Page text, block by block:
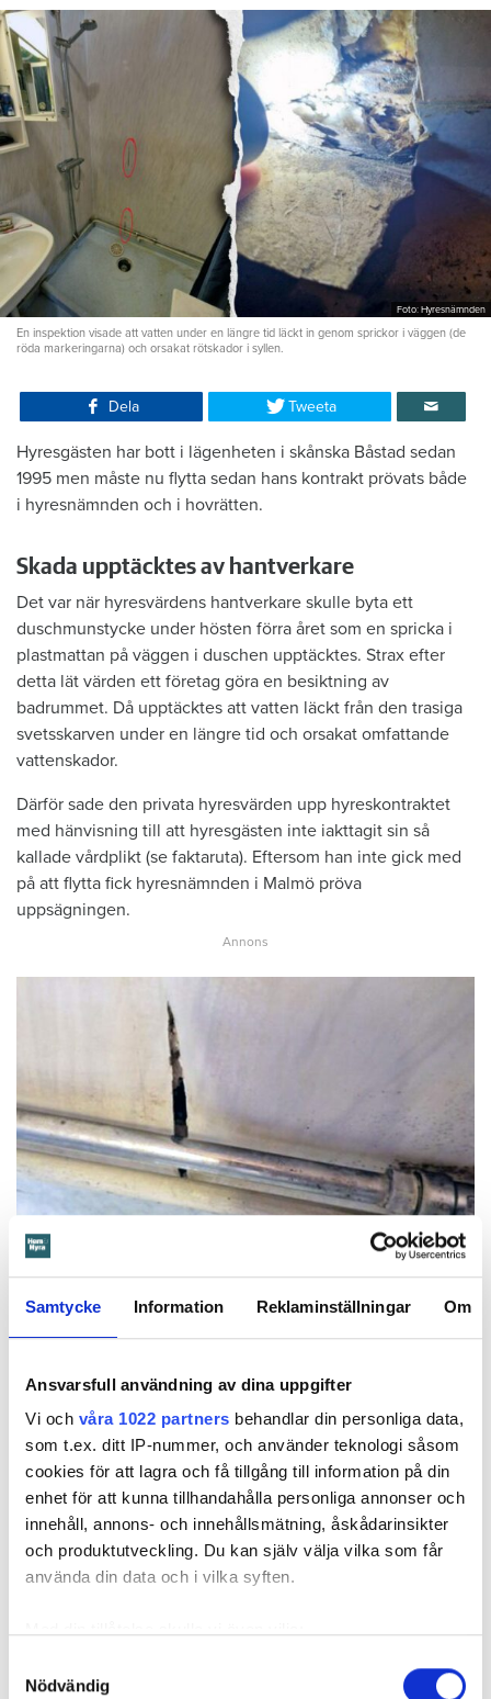
Samtycke Information Reklaminställningar Om
Ansvarsfull användning av dina uppgifter
Vi och våra 1022 partners behandlar din personliga data,
som t.ex. ditt IP-nummer, och använder teknologi såsom
cookies för att lagra och få tillgång till information på din
enhet för att kunna tillhandahålla personliga annonser och
innehåll, annons- och innehållsmätning, åskådarinsikter
och produktutveckling. Du kan själv välja vilka som får
använda din data och i vilka syften.
som kan ha en noggrannhet på upp till flera meter
Nödvändig
Foto: Hyresnämnden
En inspektion visade att vatten under en längre tid läckt in genom sprickor i väggen (de
röda markeringarna) och orsakat rötskador i syllen.
Dela Tweeta
Hyresgästen har bott i lägenheten i skånska Båstad sedan
1995 men måste nu flytta sedan hans kontrakt prövats både
i hyresnämnden och i hovrätten.
Skada upptäcktes av hantverkare
Det var när hyresvärdens hantverkare skulle byta ett
duschmunstycke under hösten förra året som en spricka i
plastmattan på väggen i duschen upptäcktes. Strax efter
detta lät värden ett företag göra en besiktning av
badrummet. Då upptäcktes att vatten läckt från den trasiga
svetsskarven under en längre tid och orsakat omfattande
vattenskador.
Därför sade den privata hyresvärden upp hyreskontraktet
med hänvisning till att hyresgästen inte iakttagit sin så
kallade vårdplikt (se faktaruta). Eftersom han inte gick med
på att flytta fick hyresnämnden i Malmö pröva
uppsägningen.
Foto: Hyresnämnden
Foto: Hyresnämnden
Hyresgästen borde ha upptäckt och larmat om glipan i duschväggen, menar
underhåll av badrummet, och att det är anledningen till att
att upptäcka, menar han.
Tyckte inte renovering var nödvändig
Värden har en annan uppfattning, och påpekar att företaget
redan 2024 vände sig till hyresgästen med ett erbjudande
om att renovera hela lägenheten. Men då svarade
skick, och att det inte fanns behov av någon renovering.
skadorna inte blivit lika omfattande och dyra att åtgärda,